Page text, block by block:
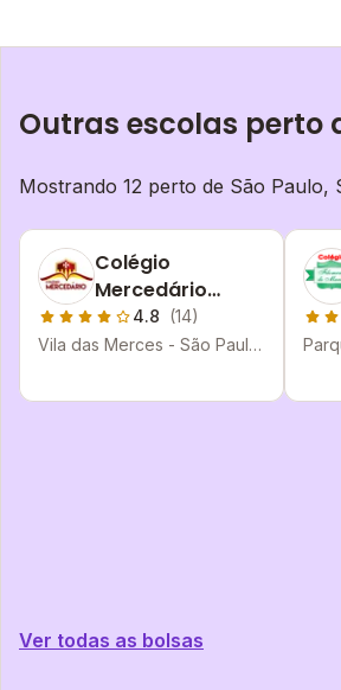
Outras escolas perto
Mostrando 12 perto de São Paulo,
Colégio
Mercedário
Nossa Senhora
Das Mercês
4.8 (14)
Vila das Merces - São Paulo
Ver todas as bolsas